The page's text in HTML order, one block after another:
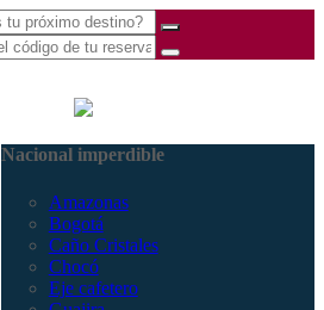
Nacional imperdible
Amazonas
Bogotá
Caño Cristales
Chocó
Eje cafetero